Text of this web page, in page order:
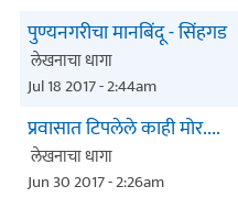
पुण्यनगरीचा मानबिंदू - सिंहगड
लेखनाचा धागा
Jul 18 2017 - 2:44am
प्रवासात टिपलेले काही मोर....
लेखनाचा धागा
Jun 30 2017 - 2:26am